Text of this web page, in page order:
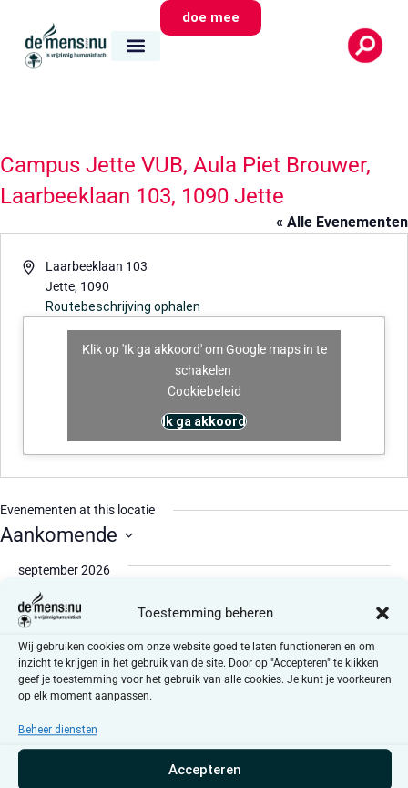
Toestemming beheren
Wij gebruiken cookies om onze website goed te laten functioneren en om
inzicht te krijgen in het gebruik van de site. Door op "Accepteren" te klikken
geef je toestemming voor het gebruik van alle cookies. Je kunt je voorkeuren
op elk moment aanpassen.
Beheer diensten
Accepteren
doe mee
Campus Jette VUB, Aula Piet Brouwer,
Laarbeeklaan 103, 1090 Jette
« Alle Evenementen
AdresLaarbeeklaan 103
Jette, 1090
Routebeschrijving ophalen
Klik op 'Ik ga akkoord' om Google maps in te
schakelen
Cookiebeleid
Ik ga akkoord
Evenementen at this locatie
Aankomende
eenseptember 2026
DO
24
Brussel achter de schermen – VUB Jette:
Lichaams- en orgaandonatie
1090 Jette